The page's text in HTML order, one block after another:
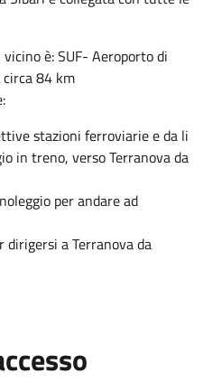
è: SUF- Aeroporto di
84 km
stazioni ferroviarie e da li
in treno, verso Terranova da
per andare ad
dirigersi a Terranova da